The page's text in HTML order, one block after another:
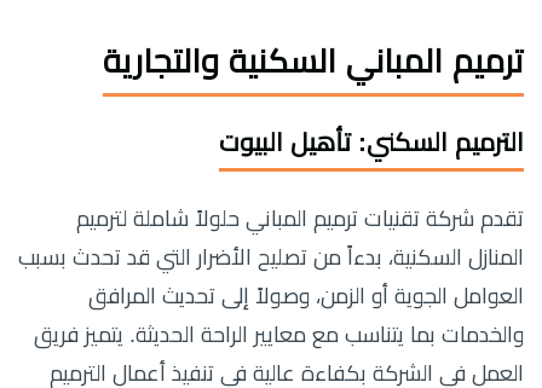
ترميم المباني السكنية والتجارية
الترميم السكني: تأهيل البيوت
تقدم شركة تقنيات ترميم المباني حلولاً شاملة لترميم
المنازل السكنية، بدءاً من تصليح الأضرار التي قد تحدث بسبب
العوامل الجوية أو الزمن، وصولاً إلى تحديث المرافق
والخدمات بما يتناسب مع معايير الراحة الحديثة. يتميز فريق
العمل في الشركة بكفاءة عالية في تنفيذ أعمال الترميم